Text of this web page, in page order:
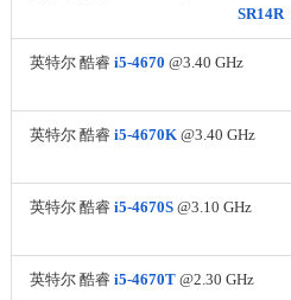
SR14R
英特尔 酷睿 i5-4670 @3.40 GHz
英特尔 酷睿 i5-4670K@3.40 GHz
英特尔 酷睿 i5-4670S@3.10 GHz
英特尔 酷睿 i5-4670T@2.30 GHz